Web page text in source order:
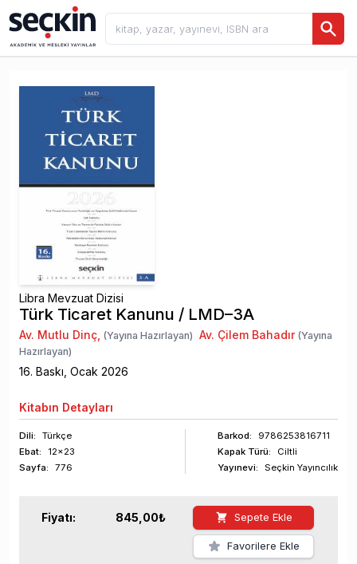
Libra Mevzuat Dizisi
Türk Ticaret Kanunu / LMD–3A
Av. Mutlu Dinç, (Yayına Hazırlayan) Av. Çilem Bahadır(Yayına
Hazırlayan)
16. Baskı, Ocak 2026
Kitabın Detayları
Dili:
Türkçe
Ebat:
12x23
Sayfa: 776
Barkod:
9786253816711
Kapak Türü:
Ciltli
Yayınevi:
Seçkin Yayıncılık
Fiyatı: 845,00₺ Sepete Ekle
Favorilere Ekle